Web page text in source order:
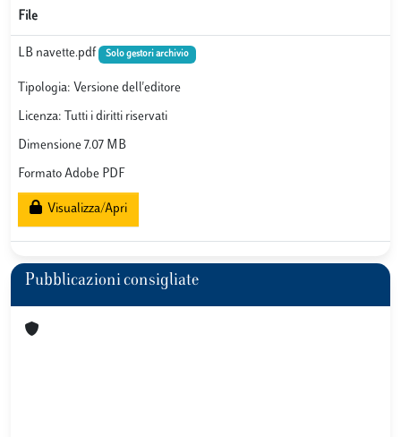
File
LB navette.pdf Solo gestori archivio
Tipologia: Versione dell'editore
Licenza: Tutti i diritti riservati
Dimensione 7.07 MB
Formato Adobe PDF
Visualizza/Apri
Pubblicazioni consigliate